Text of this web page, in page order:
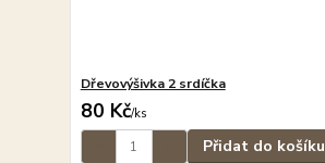
Dřevovýšivka 2 srdíčka
80 Kč/ks
Přidat do košíku